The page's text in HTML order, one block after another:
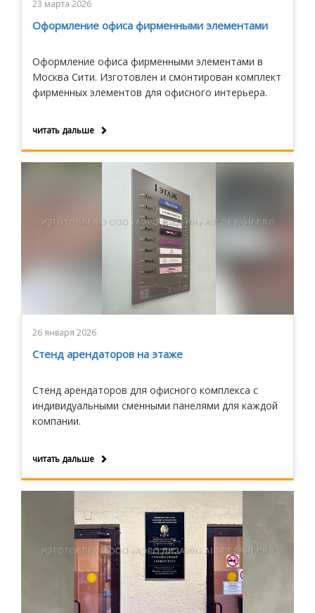
23 марта 2026
Оформление офиса фирменными элементами
Оформление офиса фирменными элементами в
Москва Сити. Изготовлен и смонтирован комплект
фирменных элементов для офисного интерьера.
читать дальше
26 января 2026
Стенд арендаторов на этаже
Стенд арендаторов для офисного комплекса с
индивидуальными сменными панелями для каждой
компании.
читать дальше